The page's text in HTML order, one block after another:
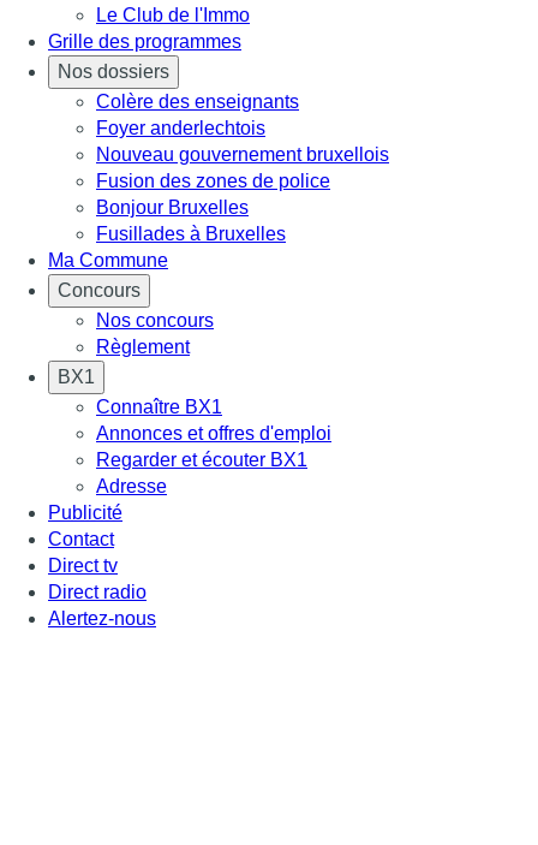
Le Club de l'Immo
Grille des programmes
Nos dossiers
Colère des enseignants
Foyer anderlechtois
Nouveau gouvernement bruxellois
Fusion des zones de police
Bonjour Bruxelles
Fusillades à Bruxelles
Ma Commune
Concours
Nos concours
Règlement
BX1
Connaître BX1
Annonces et offres d'emploi
Regarder et écouter BX1
Adresse
Publicité
Contact
Direct tv
Direct radio
Alertez-nous